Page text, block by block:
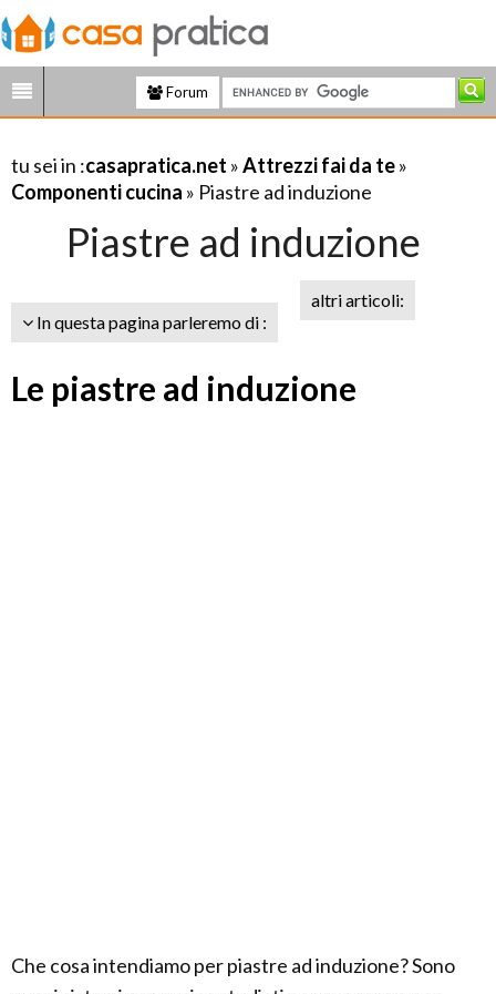
Forum
tu sei in :casapratica.net »Attrezzi fai da te»
Componenti cucina » Piastre ad induzione
Piastre ad induzione
In questa pagina parleremo di :
altri articoli:
Le piastre ad induzione
Che cosa intendiamo per piastre ad induzione? Sono